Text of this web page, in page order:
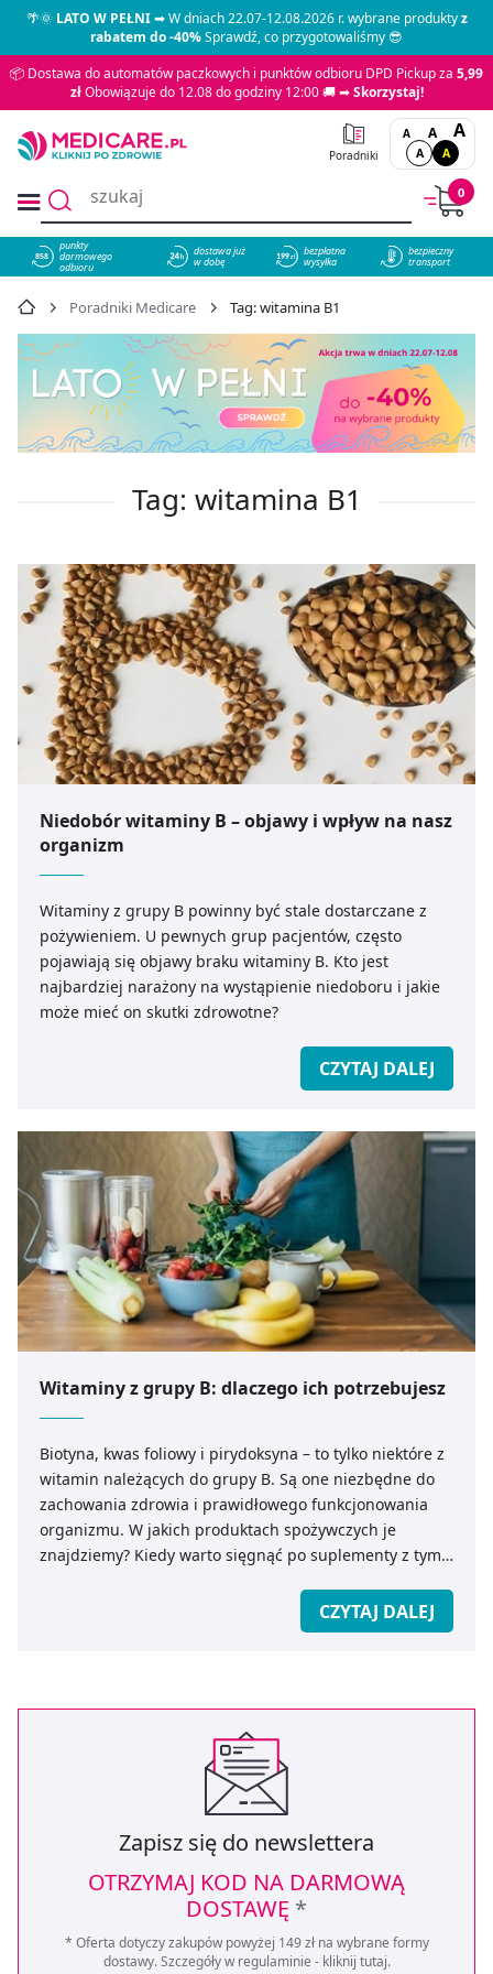
🌴🌞LATO W PEŁNI➡ W dniach 22.07-12.08.2026 r. wybrane produktyz
rabatem do -40%Sprawdź, co przygotowaliśmy 😎
📦 Dostawa do automatów paczkowych i punktów odbioru DPD Pickup za 5,99
złObowiązuje do 12.08 do godziny 12:00 🚚 ➡Skorzystaj!
Poradniki
A A A
A A
0
858
punkty
darmowego
odbioru
dostawa już
w dobę
bezpłatna
wysyłka
bezpieczny
transport
Poradniki Medicare Tag: witamina B1
Tag: witamina B1
Niedobór witaminy B – objawy i wpływ na nasz
organizm
Witaminy z grupy B powinny być stale dostarczane z
pożywieniem. U pewnych grup pacjentów, często
pojawiają się objawy braku witaminy B. Kto jest
najbardziej narażony na wystąpienie niedoboru i jakie
może mieć on skutki zdrowotne?
CZYTAJ DALEJ
Witaminy z grupy B: dlaczego ich potrzebujesz
Biotyna, kwas foliowy i pirydoksyna – to tylko niektóre z
witamin należących do grupy B. Są one niezbędne do
zachowania zdrowia i prawidłowego funkcjonowania
organizmu. W jakich produktach spożywczych je
znajdziemy? Kiedy warto sięgnąć po suplementy z tymi
CZYTAJ DALEJ
Zapisz się do newslettera
OTRZYMAJ KOD NA DARMOWĄ
DOSTAWĘ *
* Oferta dotyczy zakupów powyżej 149 zł na wybrane formy
dostawy. Szczegóły w regulaminie - kliknij tutaj.